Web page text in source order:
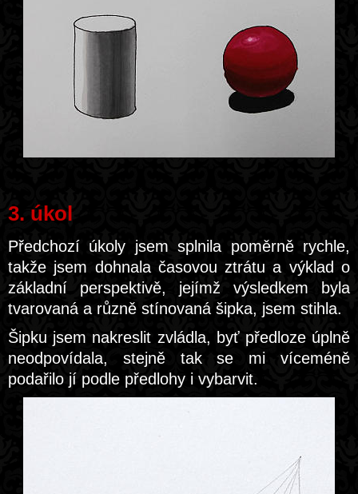
3. úkol
Předchozí úkoly jsem splnila poměrně rychle,
takže jsem dohnala časovou ztrátu a výklad o
základní perspektivě, jejímž výsledkem byla
tvarovaná a různě stínovaná šipka, jsem stihla.
Šipku jsem nakreslit zvládla, byť předloze úplně
neodpovídala, stejně tak se mi víceméně
podařilo jí podle předlohy i vybarvit.